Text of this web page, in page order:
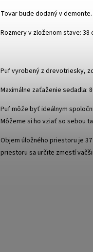
Tovar bude dodaný v demonte.
Rozmery v zloženom stave: 38
Puf vyrobený z drevotriesky,
Maximálne zaťaženie sedadla:
Puf môže byť ideálnym
Môžeme si ho vziať so sebou
Objem úložného priestoru je
priestoru sa určite zmestí